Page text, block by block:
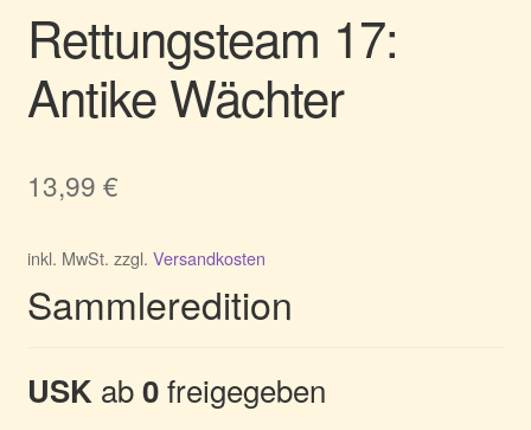
Rettungsteam 17:
Antike Wächter
13,99 €
inkl. MwSt. zzgl. Versandkosten
Sammleredition
USK ab0freigegeben